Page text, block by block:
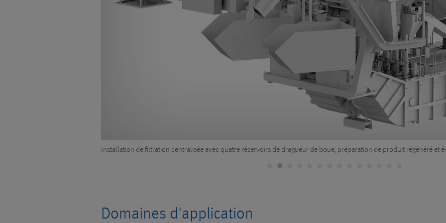
Installation de filtration centralisée avec quatre réservoirs de dragueur de boue, préparation de produit régénéré et
Domaines d'application